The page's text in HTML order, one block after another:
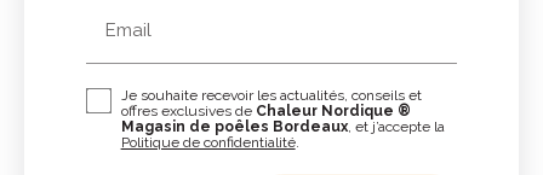
Email
Je souhaite recevoir les actualités, conseils et
offres exclusives de Chaleur Nordique ®
Magasin de poêles Bordeaux, et j’accepte la
Politique de confidentialité.